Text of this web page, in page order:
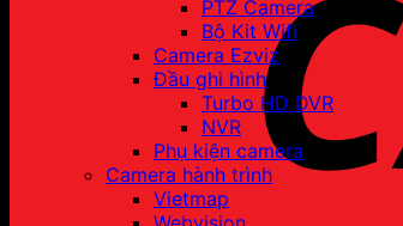
PTZ Camera
Bộ Kit Wifi
Camera Ezviz
Đầu ghi hình
Turbo HD DVR
NVR
Phụ kiện camera
Camera hành trình
Vietmap